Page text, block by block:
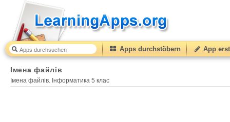
Apps durchstöbern App
Імена файлів
Імена файлів. Інформатика 5 клас